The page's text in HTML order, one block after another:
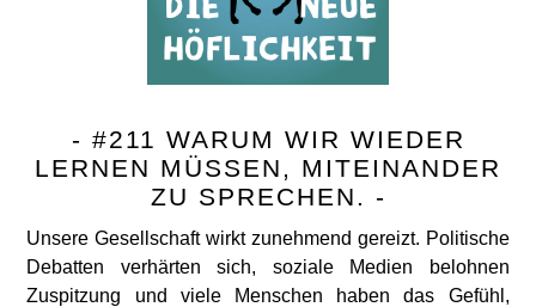
- #211 WARUM WIR WIEDER
LERNEN MÜSSEN, MITEINANDER
ZU SPRECHEN. -
Unsere Gesellschaft wirkt zunehmend gereizt. Politische
Debatten verhärten sich, soziale Medien belohnen
Zuspitzung und viele Menschen haben das Gefühl,